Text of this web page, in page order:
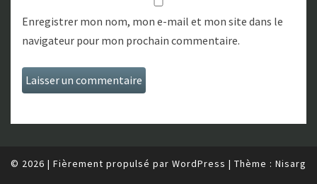
Enregistrer mon nom, mon e-mail et mon site dans le
navigateur pour mon prochain commentaire.
© 2026 | Fièrement propulsé par WordPress | Thème : Nisarg